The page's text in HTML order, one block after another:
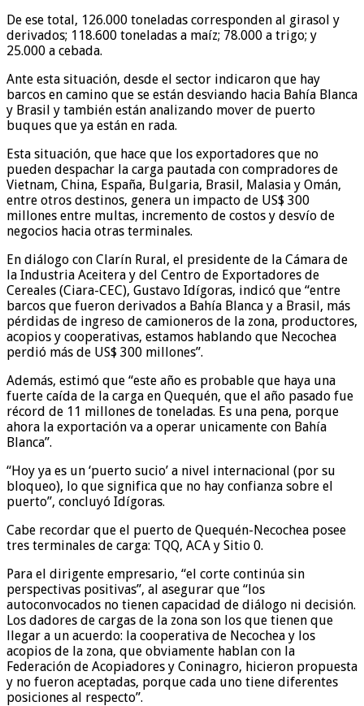
De ese total, 126.000 toneladas corresponden al girasol y
derivados; 118.600 toneladas a maíz; 78.000 a trigo; y
25.000 a cebada.
Ante esta situación, desde el sector indicaron que hay
barcos en camino que se están desviando hacia Bahía Blanca
y Brasil y también están analizando mover de puerto
buques que ya están en rada.
Esta situación, que hace que los exportadores que no
pueden despachar la carga pautada con compradores de
Vietnam, China, España, Bulgaria, Brasil, Malasia y Omán,
entre otros destinos, genera un impacto de US$ 300
millones entre multas, incremento de costos y desvío de
negocios hacia otras terminales.
En diálogo con Clarín Rural, el presidente de la Cámara de
la Industria Aceitera y del Centro de Exportadores de
Cereales (Ciara-CEC), Gustavo Idígoras, indicó que “entre
barcos que fueron derivados a Bahía Blanca y a Brasil, más
pérdidas de ingreso de camioneros de la zona, productores,
acopios y cooperativas, estamos hablando que Necochea
perdió más de US$ 300 millones”.
Además, estimó que “este año es probable que haya una
fuerte caída de la carga en Quequén, que el año pasado fue
récord de 11 millones de toneladas. Es una pena, porque
ahora la exportación va a operar unicamente con Bahía
Blanca”.
“Hoy ya es un ‘puerto sucio’ a nivel internacional (por su
bloqueo), lo que significa que no hay confianza sobre el
puerto”, concluyó Idígoras.
Cabe recordar que el puerto de Quequén-Necochea posee
tres terminales de carga: TQQ, ACA y Sitio 0.
Para el dirigente empresario, “el corte continúa sin
perspectivas positivas”, al asegurar que “los
autoconvocados no tienen capacidad de diálogo ni decisión.
Los dadores de cargas de la zona son los que tienen que
llegar a un acuerdo: la cooperativa de Necochea y los
acopios de la zona, que obviamente hablan con la
Federación de Acopiadores y Coninagro, hicieron propuesta
y no fueron aceptadas, porque cada uno tiene diferentes
posiciones al respecto”.